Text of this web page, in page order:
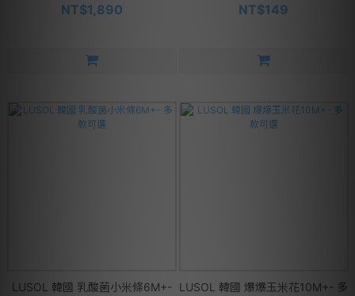
NT$1,890 NT$149
LUSOL 韓國 乳酸菌小米條6M+-
LUSOL 韓國 爆爆玉米花10M+- 多